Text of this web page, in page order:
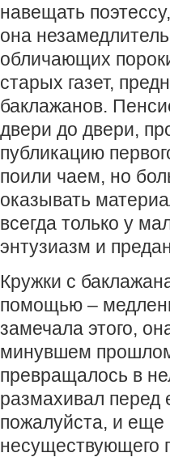
навещать
она
обличающих
старых газет,
баклажанов.
двери до двери,
публикацию
поили чаем, но
оказывать
всегда только у
энтузиазм и
Кружки с
помощью –
замечала этого,
минувшем
превращалось в
размахивал перед
пожалуйста, и еще
несуществующего